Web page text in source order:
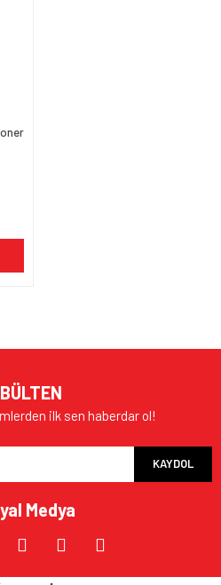
ilk sen haberdar ol!
KAYDOL
Medya